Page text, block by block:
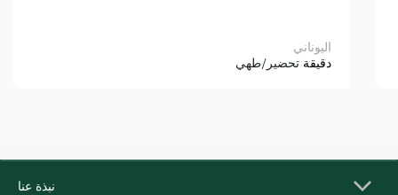
اليوناني
دقيقة تحضير/طهي
نبذة عنا